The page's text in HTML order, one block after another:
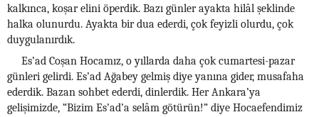
kalkınca, koşar elini öperdik. Bazı günler ayakta hilâl şeklinde
halka olunurdu. Ayakta bir dua ederdi, çok feyizli olurdu, çok
duygulanırdık.
Es’ad Coşan Hocamız, o yıllarda daha çok cumartesi-pazar
günleri gelirdi. Es’ad Ağabey gelmiş diye yanına gider, musafaha
ederdik. Bazan sohbet ederdi, dinlerdik. Her Ankara’ya
gelişimizde, “Bizim Es’ad’a selâm götürün!” diye Hocaefendimiz